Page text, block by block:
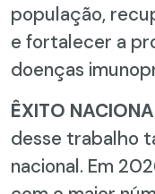
população,
e fortalecer a
doenças
ÊXITO
desse trabalho
nacional. Em